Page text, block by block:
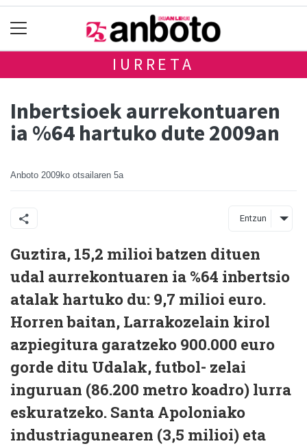
IURRETA
Inbertsioek aurrekontuaren
ia %64 hartuko dute 2009an
Anboto 2009ko otsailaren 5a
Entzun
Guztira, 15,2 milioi batzen dituen
udal aurrekontuaren ia %64 inbertsio
atalak hartuko du: 9,7 milioi euro.
Horren baitan, Larrakozelain kirol
azpiegitura garatzeko 900.000 euro
gorde ditu Udalak, futbol- zelai
inguruan (86.200 metro koadro) lurra
eskuratzeko. Santa Apoloniako
industriagunearen (3,5 milioi) eta